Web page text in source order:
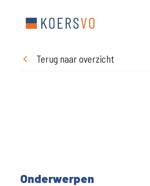
Terug naar overzicht
Onderwerpen